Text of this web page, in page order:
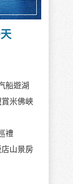
船遊湖
米佛峽
禮
山景房